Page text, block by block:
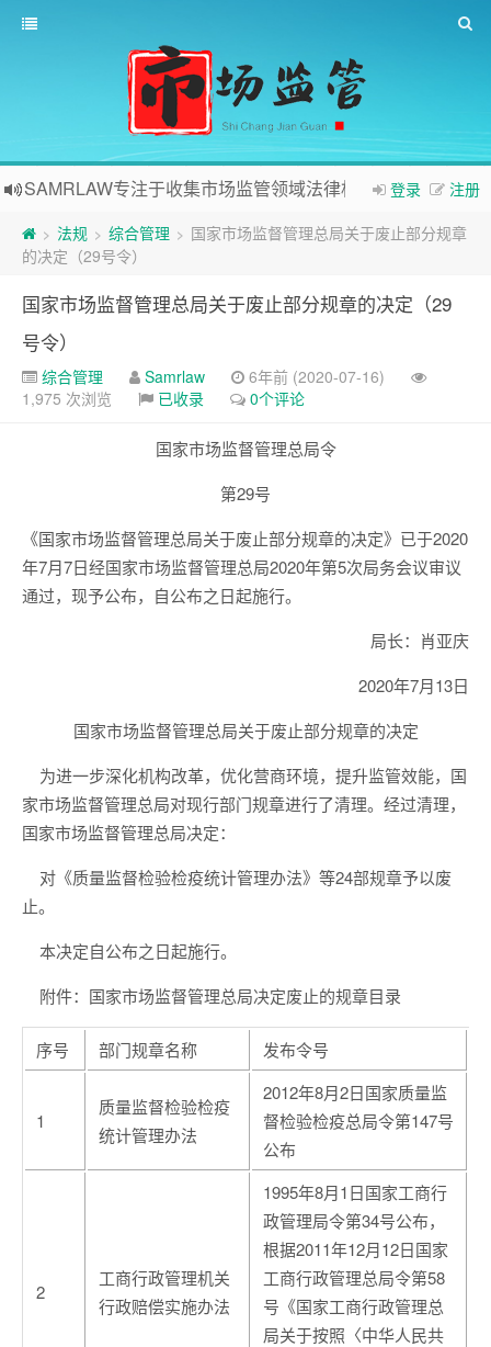
登录 注册
SAMRLAW专注于收集市场监管领域法律相关内容
> 法规 > 综合管理 > 国家市场监督管理总局关于废止部分规章
的决定（29号令）
国家市场监督管理总局关于废止部分规章的决定（29
号令）
综合管理 Samrlaw
6年前 (2020-07-16)
1,975 次浏览
已收录 0个评论
国家市场监督管理总局令
第29号
《国家市场监督管理总局关于废止部分规章的决定》已于2020
年7月7日经国家市场监督管理总局2020年第5次局务会议审议
通过，现予公布，自公布之日起施行。
局长：肖亚庆
2020年7月13日
国家市场监督管理总局关于废止部分规章的决定
为进一步深化机构改革，优化营商环境，提升监管效能，国
家市场监督管理总局对现行部门规章进行了清理。经过清理，
国家市场监督管理总局决定：
对《质量监督检验检疫统计管理办法》等24部规章予以废
止。
本决定自公布之日起施行。
附件：国家市场监督管理总局决定废止的规章目录
序号 部门规章名称 发布令号
1
质量监督检验检疫
统计管理办法
2012年8月2日国家质量监
督检验检疫总局令第147号
公布
2
工商行政管理机关
行政赔偿实施办法
1995年8月1日国家工商行
政管理局令第34号公布，
根据2011年12月12日国家
工商行政管理总局令第58
号《国家工商行政管理总
局关于按照〈中华人民共